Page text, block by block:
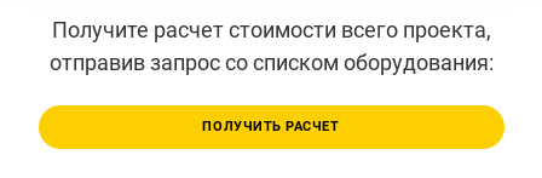
Получите расчет стоимости всего проекта,
отправив запрос со списком оборудования:
ПОЛУЧИТЬ РАСЧЕТ